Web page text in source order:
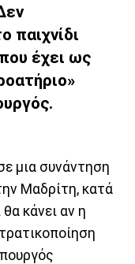
παιχνίδι
έχει ως
μια συνάντηση
Μαδρίτη, κατά
κάνει αν η